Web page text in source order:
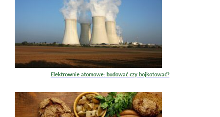
Elektrownie atomowe: budować czy bojkotować?